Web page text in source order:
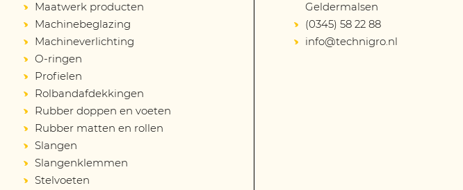
Maatwerk producten
Machinebeglazing
Machineverlichting
O-ringen
Profielen
Rolbandafdekkingen
Rubber doppen en voeten
Rubber matten en rollen
Slangen
Slangenklemmen
Stelvoeten
Geldermalsen
(0345) 58 22 88
info@technigro.nl